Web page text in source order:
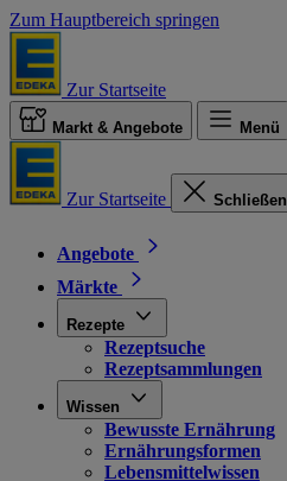
Zum Hauptbereich springen
Zur Startseite
Markt & Angebote Menü
Zur Startseite Schließen
Angebote
Märkte
Rezepte
Rezeptsuche
Rezeptsammlungen
Wissen
Bewusste Ernährung
Ernährungsformen
Lebensmittelwissen